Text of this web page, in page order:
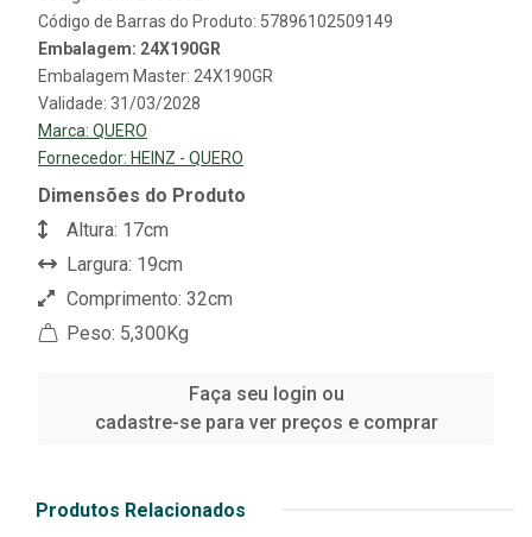
Código de Barras do Produto: 57896102509149
Embalagem: 24X190GR
Embalagem Master: 24X190GR
Validade: 31/03/2028
Marca: QUERO
Fornecedor: HEINZ - QUERO
Dimensões do Produto
Altura: 17cm
Largura: 19cm
Comprimento: 32cm
Peso: 5,300Kg
Faça seu login ou
cadastre-se para ver preços e comprar
Produtos Relacionados